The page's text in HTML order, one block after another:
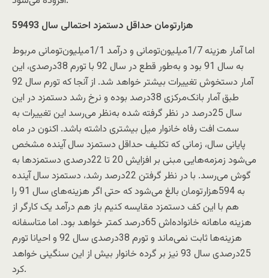
594‌هزار‌تومان حداقل دستمزد احتمالی سال 93
اما آمار هزینه 1/7میلیون‌تومانی و درآمد 1/1میلیون‌تومانی مربوط
به سال 91 بود و به‌طور قطع در سال 92 با تورم 38‌درصدی، این
آمار دستخوش تغییرات بیشتر خواهد شد. از آنجا که تورم سال 92
طبق آمار بانک‌مرکزی 38‌درصد بوده و نرخ رشد دستمزد در این
سال 25‌درصد در نظر گرفته شده به‌نظر می‌رسد این تغییرات به
سمت افت رفاه خانوار میل بیشتری داشته باشد. اکنون در ماه
پایانی سال، زمانی که تکلیف حداقل دستمزد سال آینده مشخص
می‌شود زمزمه‌هایی مبنی بر افزایش 20 تا 22‌درصدی دستمزدها به
گوش می‌رسد. با در نظر گرفتن 22‌درصد رشد، دستمزد سال آینده
به 594‌هزار‌تومان بالغ می‌شود که حتی اگر هزینه‌های سال 91 را
هم با این کف دستمزد مقایسه کنیم باز هم درآمد یک کارگر از
هزینه ماهانه خانواده‌اش 65‌درصد کمتر خواهد بود. اما متاسفانه
هزینه‌ها ثابت نمی‌ماند و تورم 38‌درصدی سال 92 و احیانا تورم
25‌درصدی سال 93 نیز بر گرده خانوار بیش از این سنگینی خواهد
کرد.